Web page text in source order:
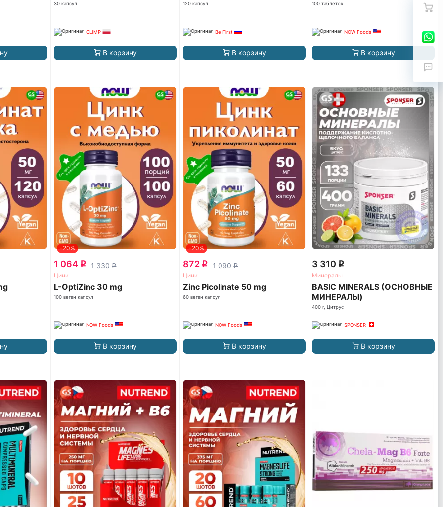
30 капсул
OLIMP
В корзину
120 капсул
Be First
В корзину
100 таблеток
NOW Foods
В корзину
-20%
1 064 q 1 330q
Цинк
L-OptiZinc 30 mg
100 веган капсул
NOW Foods
В корзину
-20%
872 q 1 090q
Цинк
Zinc Picolinate 50 mg
60 веган капсул
NOW Foods
В корзину
3 310 q
Минералы
BASIC MINERALS (ОСНОВНЫЕ
МИНЕРАЛЫ)
400 г, Цитрус
SPONSER
В корзину